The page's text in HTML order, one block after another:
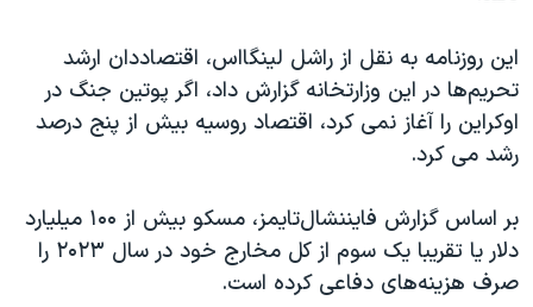
قانون شفافیت دارائی کادر رهبری ایران
اعتراضات مردمی آبان ۹۸
اسرائیل در جنگ
همایش محافظه‌کاران آمریکا «سی‌پک»
صفحه‌های ویژه
این روزنامه به نقل از راشل لینگااس، اقتصاددان ارشد
تحریم‌ها در این وزارتخانه گزارش داد، اگر پوتین جنگ در
اوکراین را آغاز نمی کرد، اقتصاد روسیه بیش از پنج درصد
رشد می کرد.
بر اساس گزارش فایننشال‌تایمز، مسکو بیش از ۱۰۰ میلیارد
دلار یا تقریبا یک سوم از کل مخارج خود در سال ۲۰۲۳ را
صرف هزینه‌های دفاعی کرده است.